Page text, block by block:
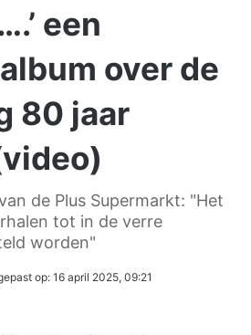
een
over de
80 jaar
de Plus Supermarkt: "Het
tot in de verre
worden"
op: 16 april 2025, 09:21